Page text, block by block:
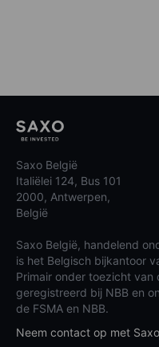
Saxo België
Italiëlei 124, Bus 101
2000, Antwerpen,
België
Saxo België, handelend
is het Belgisch bijkantoor
Primair onder toezicht van
geregistreerd bij NBB en
de FSMA en NBB.
Neem contact op met Saxo